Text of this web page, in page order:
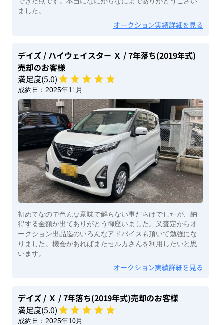
ました。
オークション実績詳細を見る
デイズ / ハイウェイスター Ｘ / 7年落ち(2019年式)
売却のお客様
満足度(5.0)
成約日： 2025年11月
初めてなので色んな意味で解らない事だらけでしたが、納
得する金額が出てありがとう御座いました。又査定からオ
ークション出品迄のいろんなアドバイスも頂いて勉強にな
りました。機会があればまたセルカさんを利用したいと思
います。
オークション実績詳細を見る
デイズ / Ｘ / 7年落ち(2019年式)売却のお客様
満足度(5.0)
成約日： 2025年10月